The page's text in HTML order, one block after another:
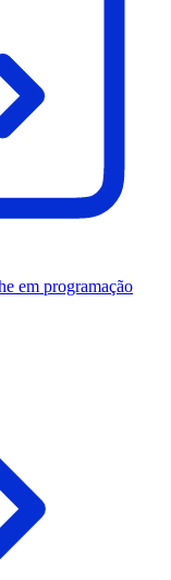
em programação